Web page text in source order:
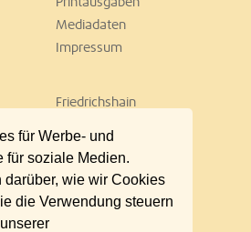
für Werbe- und
für soziale Medien.
darüber, wie wir Cookies
die Verwendung steuern
Printausgaben
Mediadaten
Impressum
Friedrichshain
Marzahn
Neukölln